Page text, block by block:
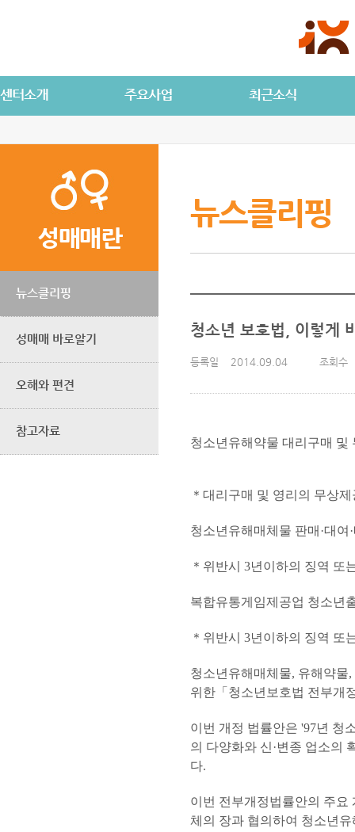
성매매란
뉴스클리핑
성매매 바로알기
오해와 편견
참고자료
뉴스클리핑
청소년 보호법, 이렇게
등록일 2014.09.04 조회수
청소년유해약물 대리구매 및
＊대리구매 및 영리의 무상
청소년유해매체물 판매·대
＊위반시 3년이하의 징역 또
복합유통게임제공업 청소년
＊위반시 3년이하의 징역 또
청소년유해매체물, 유해약물
위한「청소년보호법 전부개
이번 개정 법률안은 '97년 청
의 다양화와 신·변종 업소의
다.
이번 전부개정법률안의 주요
체의 장과 협의하여 청소년